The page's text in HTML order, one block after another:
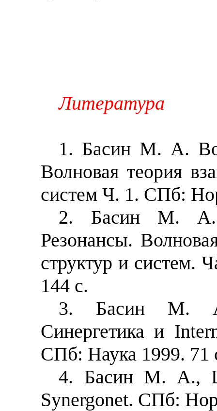
Литература
1. Басин М. А.
Волновая теория
систем Ч. 1. СПб:
2. Басин М. А.
Резонансы.
структур и систем.
144 с.
3. Басин М.
Синергетика и
СПб: Наука 1999. 71
4. Басин М. А.,
Synergonet. СПб: